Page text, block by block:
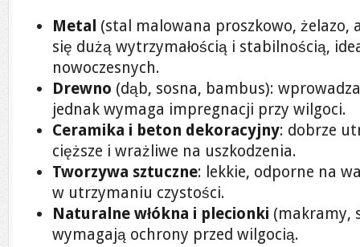
Metal (stal malowana proszkowo,
się dużą wytrzymałością i stabilnością,
nowoczesnych.
Drewno (dąb, sosna, bambus):
jednak wymaga impregnacji przy wilgoci.
Ceramika i beton dekoracyjny: dobrze
cięższe i wrażliwe na uszkodzenia.
Tworzywa sztuczne: lekkie, odporne na
w utrzymaniu czystości.
Naturalne włókna i plecionki (makramy,
wymagają ochrony przed wilgocią.